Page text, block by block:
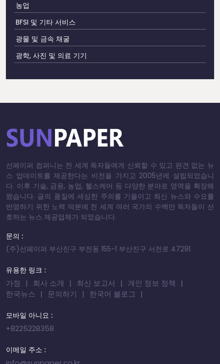
농업
BFSI 및 기타 서비스
광물 및 금속 채굴
광학, 사진 및 의료 기기
선페이퍼 컴퍼니는 전 세계 독자들에게 신뢰할 수 있고 편견 없는 뉴
스 업데이트를 제공한다는 비전을 가지고 2005년에 설립되었습니
다. 이후 기술, 금융, 농업, 헬스케어 등 다양한 분야로 영역을 확장해
왔습니다. 글의 품질에 세심한 주의를 기울이고 최신 뉴스와 수요를
반영하기 위한 노력 덕분에 전 세계 여러 국가의 수백만 독자들이 선
호하는 뉴스 제공업체가 되었습니다.
문의 :
(주)선페이퍼 부산진구 부전동 155-1 부산진구 서전로 47291
유용한 링크 :
가정 회사 소개 최신 보고서
개인 정보 정책
한국뉴스
문의하기 한국어 블로그
모바일 아니요 :
+8225228358
이메일 주소 :